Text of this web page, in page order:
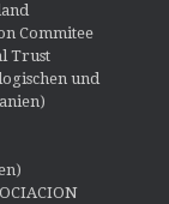
Commitee
Trust
und